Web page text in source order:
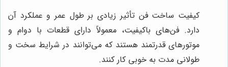
کیفیت ساخت فن تأثیر زیادی بر طول عمر و عملکرد آن
دارد. فن‌های باکیفیت، معمولاً دارای قطعات با دوام و
موتورهای قدرتمند هستند که می‌توانند در شرایط سخت و
طولانی مدت به خوبی کار کنند.